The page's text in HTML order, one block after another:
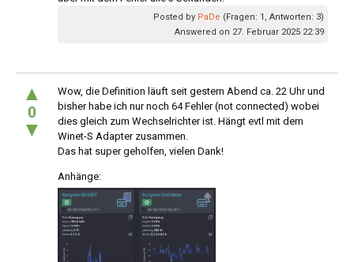
Posted by PaDe (Fragen: 1, Antworten: 3)
Answered on 27. Februar 2025 22:39
▲
0
▼
Wow, die Definition läuft seit gestern Abend ca. 22 Uhr und
bisher habe ich nur noch 64 Fehler (not connected) wobei
dies gleich zum Wechselrichter ist. Hängt evtl mit dem
Winet-S Adapter zusammen.
Das hat super geholfen, vielen Dank!
Anhänge: